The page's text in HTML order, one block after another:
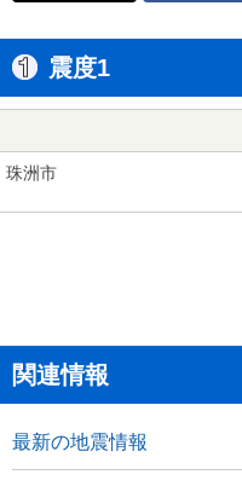
震度1
珠洲市
関連情報
最新の地震情報